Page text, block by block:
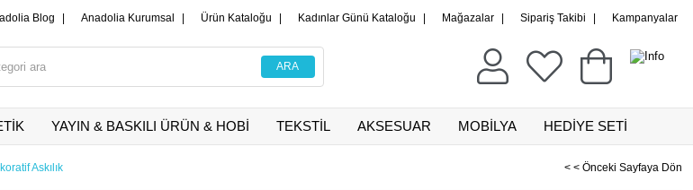
Blog Anadolia Kurumsal Ürün Kataloğu Kadınlar Günü Kataloğu Mağazalar Sipariş Takibi Kampanyalar
YAYIN & BASKILI ÜRÜN & HOBİ TEKSTİL AKSESUAR MOBİLYA HEDİYE SETİ
Askılık < < Önceki Sayfaya Dön